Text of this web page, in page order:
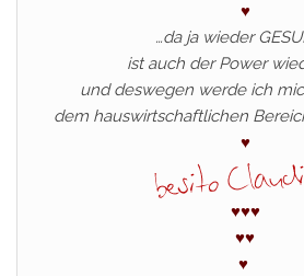
♥
…da ja wieder
ist auch der Power
und deswegen werde ich
dem hauswirtschaftlichen
♥
♥♥♥
♥♥
♥